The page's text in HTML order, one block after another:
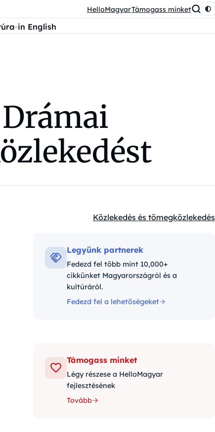
HelloMagyarTámogass minket
in English
Kategóriák:
Közlekedés és tömegközlekedés
Legyünk partnerek
Fedezd fel több mint 10,000+
cikkünket Magyarországról és a
kultúráról.
Fedezd fel a lehetőségeket
Támogass minket
Légy részese a HelloMagyar
fejlesztésének
Tovább